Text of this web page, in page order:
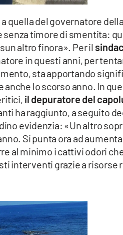
quella del governatore
senza timore di smentita:
altro finora». Per il
in questi anni, per
sta apportando
anche lo scorso anno. In
il depuratore del
ha raggiunto, a seguito
evidenzia: «Un altro
Si punta ora ad
al minimo i cattivi odori
interventi grazie a risorse